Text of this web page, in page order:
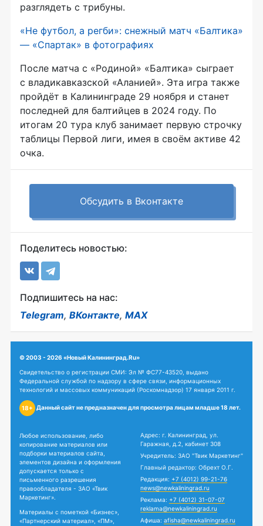
разглядеть с трибуны.
«Не футбол, а регби»: снежный матч «Балтика»
— «Спартак» в фотографиях
После матча с «Родиной» «Балтика» сыграет
с владикавказской «Аланией». Эта игра также
пройдёт в Калининграде 29 ноября и станет
последней для балтийцев в 2024 году. По
итогам 20 тура клуб занимает первую строчку
таблицы Первой лиги, имея в своём активе 42
очка.
Обсудить в Вконтакте
Поделитесь новостью:
Подпишитесь на нас:
Telegram, ВКонтакте, MAX
© 2003 - 2026 «Новый Калининград.Ru»
Свидетельство о регистрации СМИ: Эл № ФС77-43520, выдано
Федеральной службой по надзору в сфере связи, информационных
технологий и массовых коммуникаций (Роскомнадзор) 17 января 2011 г.
18+ Данный сайт не предназначен для просмотра лицам младше 18 лет.
Любое использование, либо
копирование материалов или
подборки материалов сайта,
элементов дизайна и оформления
допускается только с
письменного разрешения
правообладателя - ЗАО «Твик
Маркетинг».
Материалы с пометкой «Бизнес»,
«Партнерский материал», «ПМ»,
Адрес: г. Калининград, ул.
Гаражная, д.2, кабинет 308
Учредитель: ЗАО "Твик Маркетинг"
Главный редактор: Обрехт О.Г.
Редакция: +7 (4012) 99-21-76
news@newkaliningrad.ru
Реклама: +7 (4012) 31-07-07
reklama@newkaliningrad.ru
Афиша: afisha@newkaliningrad.ru